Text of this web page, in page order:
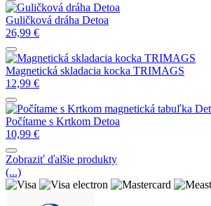
Guličková dráha Detoa
26,99 €
Magnetická skladacia kocka TRIMAGS
12,99 €
Počítame s Krtkom Detoa
10,99 €
Zobraziť ďalšie produkty
(...)